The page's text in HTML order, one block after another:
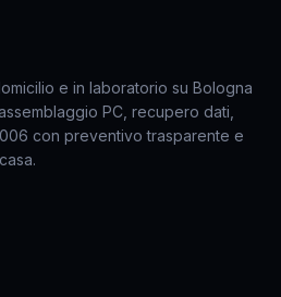
e in laboratorio su Bologna
PC, recupero dati,
con preventivo trasparente e